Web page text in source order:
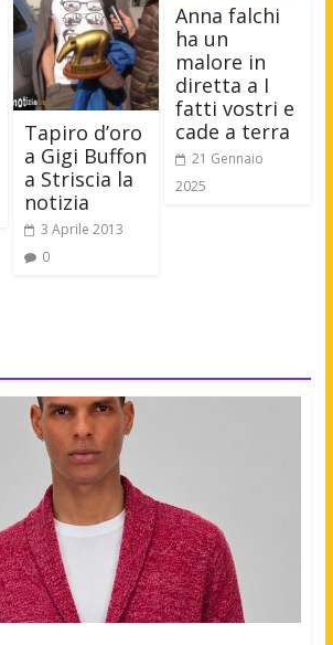
Tapiro d’oro
a Gigi Buffon
a Striscia la
notizia
3 Aprile 2013
0
Anna falchi
ha un
malore in
diretta a I
fatti vostri e
cade a terra
21 Gennaio
2025